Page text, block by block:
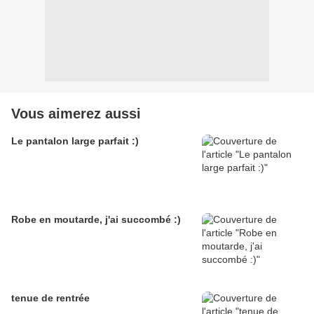
Vous aimerez aussi
Le pantalon large parfait :)
Robe en moutarde, j'ai succombé :)
tenue de rentrée